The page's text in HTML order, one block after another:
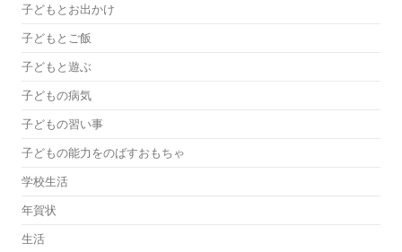
子どもとお出かけ
子どもとご飯
子どもと遊ぶ
子どもの病気
子どもの習い事
子どもの能力をのばすおもちゃ
学校生活
年賀状
生活